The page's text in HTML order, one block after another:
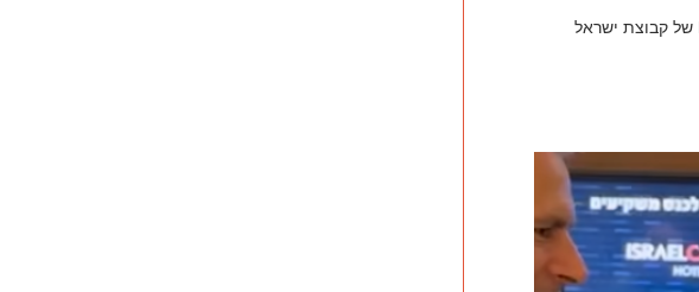
ידיעה שפורסמה ב-ynet עוסקת בהתקשרות של אשטרום בהסכם ביצוע, כקבלן ראשי, לפרויקט המגורים Rainbow של קבוצת ישראל